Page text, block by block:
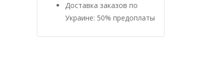
Доставка заказов по
Украине: 50% предоплаты